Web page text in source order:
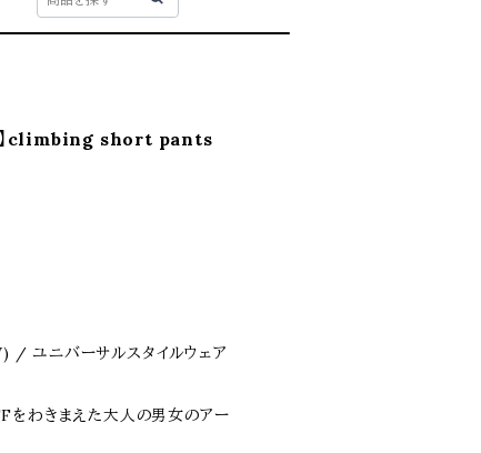
climbing short pants
ニバーサルスタイルウェア
わきまえた大人の男女のアー